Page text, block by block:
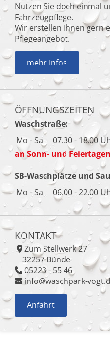
Nutzen Sie doch einmal
Fahrzeugpflege.
Wir erstellen Ihnen gern
Pflegeangebot.
mehr Infos
ÖFFNUNGSZEITEN
Waschstraße:
Mo - Sa
07.30 - 18.00
an Sonn- und
SB-Waschplätze und
Mo - Sa
06.00 - 22.00
KONTAKT
 Zum Stellwerk 27
32257 Bünde
 05223 - 55 46
 info@waschpark-
Anfahrt